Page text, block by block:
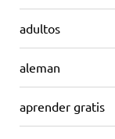
adultos
aleman
aprender gratis